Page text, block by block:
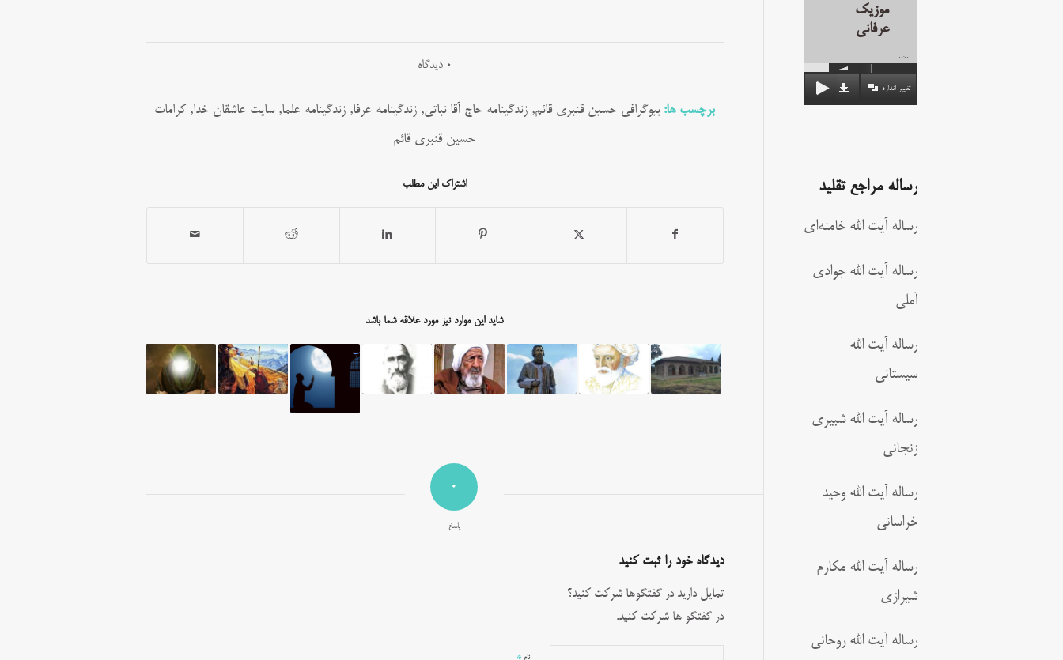
0 دیدگاه
برچسب ها: بیوگرافی حسین قنبری قائم, زندگینامه حاج آقا نباتی, زندگینامه عرفا, زندگینامه علما,سایت عاشقان خدا, کرامات
حسین قنبری قائم
اشتراک این مطلب
شاید این موارد نیز مورد علاقه شما باشد
0
پاسخ
دیدگاه خود را ثبت کنید
تمایل دارید در گفتگوها شرکت کنید؟
در گفتگو ها شرکت کنید.
*
موزیک
عرفانی
00:00
تغییر اندازه
رساله مراجع تقلید
رساله آیت الله خامنه‌ای
رساله آیت الله جوادی
آملی
رساله آیت الله
سیستانی
رساله آیت الله شبیری
زنجانی
رساله آیت الله وحید
خراسانی
رساله آیت الله مکارم
شیرازی
رساله آیت الله روحانی